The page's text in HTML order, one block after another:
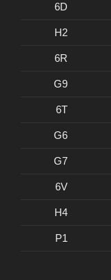
6D
H2
6R
G9
6T
G6
G7
6V
H4
P1